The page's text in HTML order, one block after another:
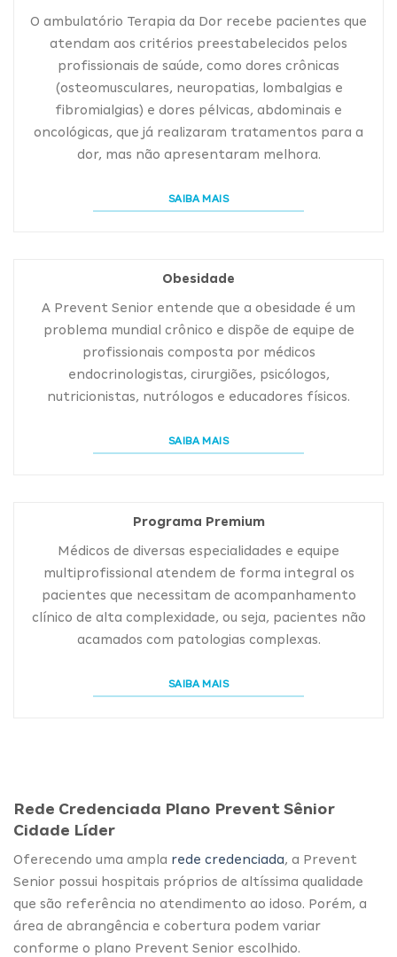
O ambulatório Terapia da Dor recebe pacientes que
atendam aos critérios preestabelecidos pelos
profissionais de saúde, como dores crônicas
(osteomusculares, neuropatias, lombalgias e
fibromialgias) e dores pélvicas, abdominais e
oncológicas, que já realizaram tratamentos para a
dor, mas não apresentaram melhora.
SAIBA MAIS
Obesidade
A Prevent Senior entende que a obesidade é um
problema mundial crônico e dispõe de equipe de
profissionais composta por médicos
endocrinologistas, cirurgiões, psicólogos,
nutricionistas, nutrólogos e educadores físicos.
SAIBA MAIS
Programa Premium
Médicos de diversas especialidades e equipe
multiprofissional atendem de forma integral os
pacientes que necessitam de acompanhamento
clínico de alta complexidade, ou seja, pacientes não
acamados com patologias complexas.
SAIBA MAIS
Rede Credenciada Plano Prevent Sênior
Cidade Líder
Oferecendo uma ampla rede credenciada, a Prevent
Senior possui hospitais próprios de altíssima qualidade
que são referência no atendimento ao idoso. Porém, a
área de abrangência e cobertura podem variar
conforme o plano Prevent Senior escolhido.